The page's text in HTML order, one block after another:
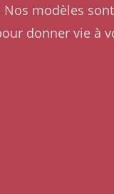
modèles
donner vie à